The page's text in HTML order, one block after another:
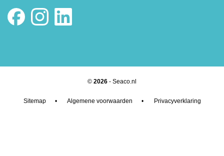
© 2026 - Seaco.nl
Sitemap• Algemene voorwaarden • Privacyverklaring